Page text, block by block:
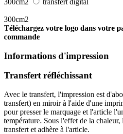
300cm2
Téléchargez votre logo dans votre
commande
Informations d'impression
Transfert réfléchissant
Avec le transfert, l'impression est
transfert) en miroir à l'aide d'une
pour presser le marquage et l'article
température. Sous l'effet de la chaleur,
transfert et adhère à l'article.